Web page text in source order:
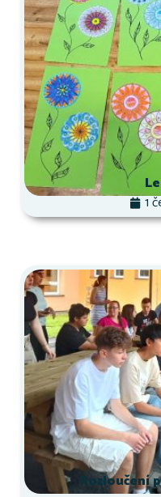
1
Rozloučení